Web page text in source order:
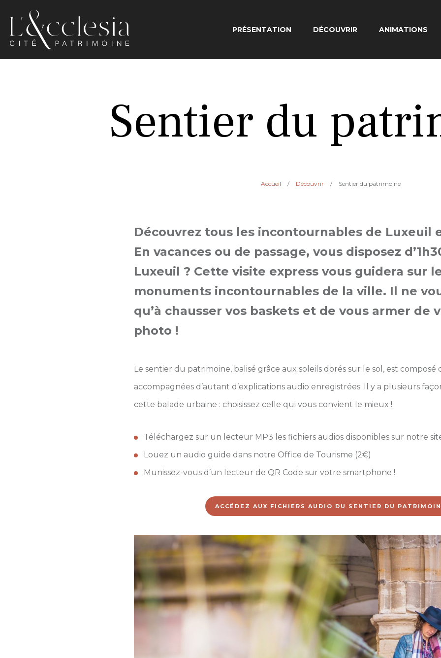
Ecclesia
PRÉSENTATION DÉCOUVRIR ANIMATIONS
Sentier du
Accueil / Découvrir / Sentier du patrimoine
Découvrez tous les incontournables de Luxeuil
En vacances ou de passage, vous disposez
Luxeuil ? Cette visite express vous guidera sur
monuments incontournables de la ville. Il ne
qu’à chausser vos baskets et de vous armer de
photo !
Le sentier du patrimoine, balisé grâce aux soleils dorés sur le sol, est composé
accompagnées d’autant d’explications audio enregistrées. Il y a plusieurs
cette balade urbaine : choisissez celle qui vous convient le mieux !
Téléchargez sur un lecteur MP3 les fichiers audios disponibles sur notre
Louez un audio guide dans notre Office de Tourisme (2€)
Munissez-vous d’un lecteur de QR Code sur votre smartphone !
ACCÉDEZ AUX FICHIERS AUDIO DU SENTIER DU